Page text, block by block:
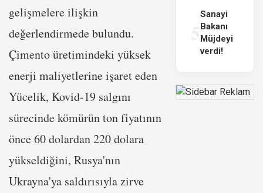
gelişmelere ilişkin
değerlendirmede bulundu.
Çimento üretimindeki yüksek
enerji maliyetlerine işaret eden
Yücelik, Kovid-19 salgını
sürecinde kömürün ton fiyatının
önce 60 dolardan 220 dolara
yükseldiğini, Rusya'nın
Ukrayna'ya saldırısıyla zirve
Sanayi
Bakanı
Müjdeyi
verdi!